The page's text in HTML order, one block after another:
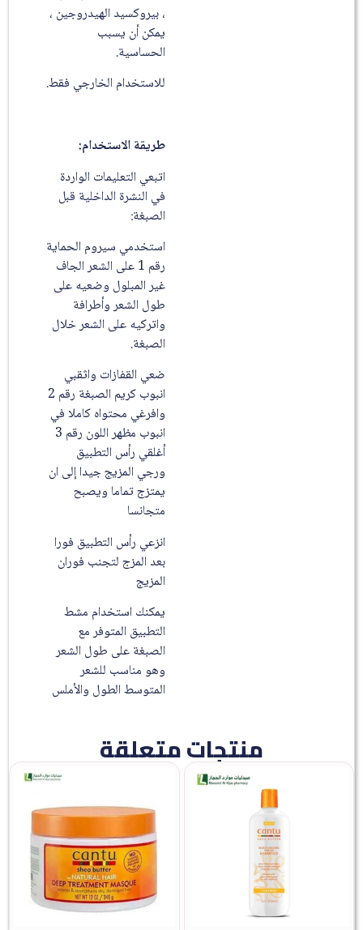
، بيروكسيد الهيدروجين ،
يمكن أن يسبب
الحساسية.
للاستخدام الخارجي فقط.
طريقة الاستخدام:
اتبعي التعليمات الواردة
في النشرة الداخلية قبل
الصبغة:
استخدمي سيروم الحماية
رقم 1 على الشعر الجاف
غير المبلول وضعيه على
طول الشعر وأطرافة
واتركيه على الشعر خلال
الصبغة.
ضعي القفازات واثقبي
انبوب كريم الصبغة رقم 2
وافرغي محتواه كاملا في
انبوب مظهر اللون رقم 3
أغلقي رأس التطبيق
ورجي المزيج جيدا إلى ان
يمتزج تماما ويصبح
متجانسا
انزعي رأس التطبيق فورا
بعد المزج لتجنب فوران
المزيج
يمكنك استخدام مشط
التطبيق المتوفر مع
الصبغة على طول الشعر
وهو مناسب للشعر
المتوسط الطول والأملس
منتجات متعلقة